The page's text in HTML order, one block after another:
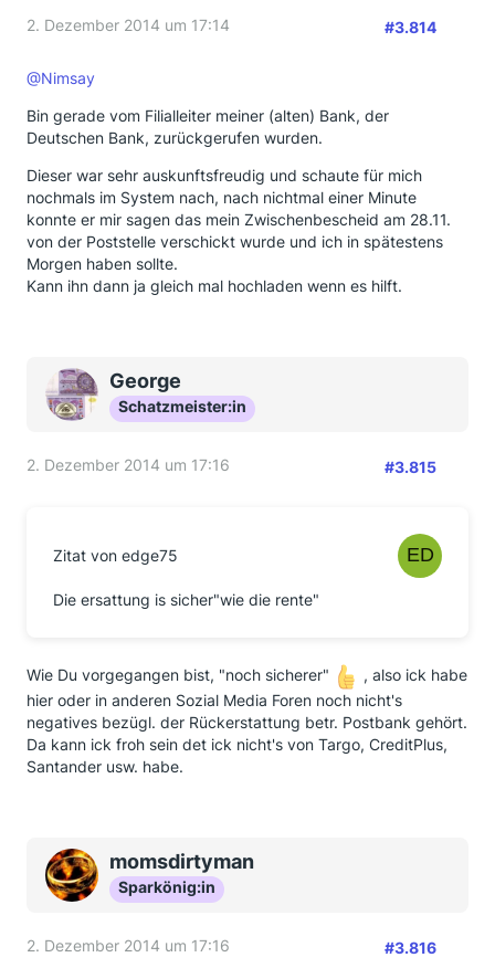
2. Dezember 2014 um 17:14 #3.814
@Nimsay
Bin gerade vom Filialleiter meiner (alten) Bank, der
Deutschen Bank, zurückgerufen wurden.
Dieser war sehr auskunftsfreudig und schaute für mich
nochmals im System nach, nach nichtmal einer Minute
konnte er mir sagen das mein Zwischenbescheid am 28.11.
von der Poststelle verschickt wurde und ich in spätestens
Morgen haben sollte.
Kann ihn dann ja gleich mal hochladen wenn es hilft.
George
Schatzmeister:in
2. Dezember 2014 um 17:16 #3.815
Zitat von edge75
Die ersattung is sicher"wie die rente"
Wie Du vorgegangen bist, "noch sicherer"
, also ick habe
hier oder in anderen Sozial Media Foren noch nicht's
negatives bezügl. der Rückerstattung betr. Postbank gehört.
Da kann ick froh sein det ick nicht's von Targo, CreditPlus,
Santander usw. habe.
momsdirtyman
Sparkönig:in
2. Dezember 2014 um 17:16 #3.816